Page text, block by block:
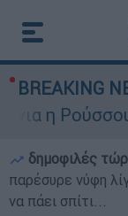
BREAKING
η Ρούσσου
δημοφιλές
παρέσυρε νύφη
να πάει σπίτι...